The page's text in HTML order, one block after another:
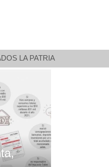
LA PATRIA